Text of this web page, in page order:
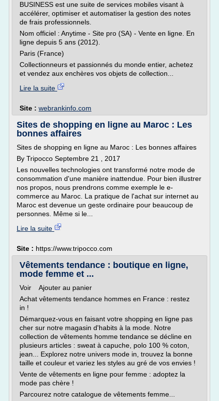
BUSINESS est une suite de services mobiles visant à
accélérer, optimiser et automatiser la gestion des notes
de frais professionnels.
Nom officiel : Anytime - Site pro (SA) - Vente en ligne. En
ligne depuis 5 ans (2012).
Paris (France)
Collectionneurs et passionnés du monde entier, achetez
et vendez aux enchères vos objets de collection...
Lire la suite
Site : webrankinfo.com
Sites de shopping en ligne au Maroc : Les
bonnes affaires
Sites de shopping en ligne au Maroc : Les bonnes affaires
By Tripocco Septembre 21 , 2017
Les nouvelles technologies ont transformé notre mode de
consommation d'une manière inattendue. Pour bien illustrer
nos propos, nous prendrons comme exemple le e-
commerce au Maroc. La pratique de l'achat sur internet au
Maroc est devenue un geste ordinaire pour beaucoup de
personnes. Même si le...
Lire la suite
Site : https://www.tripocco.com
Vêtements tendance : boutique en ligne,
mode femme et ...
Voir Ajouter au panier
Achat vêtements tendance hommes en France : restez
in !
Démarquez-vous en faisant votre shopping en ligne pas
cher sur notre magasin d'habits à la mode. Notre
collection de vêtements homme tendance se décline en
plusieurs articles : sweat à capuche, polo 100 % coton,
jean... Explorez notre univers mode in, trouvez la bonne
taille et couleur et variez les styles au gré de vos envies !
Vente de vêtements en ligne pour femme : adoptez la
mode pas chère !
Parcourez notre catalogue de vêtements femme...